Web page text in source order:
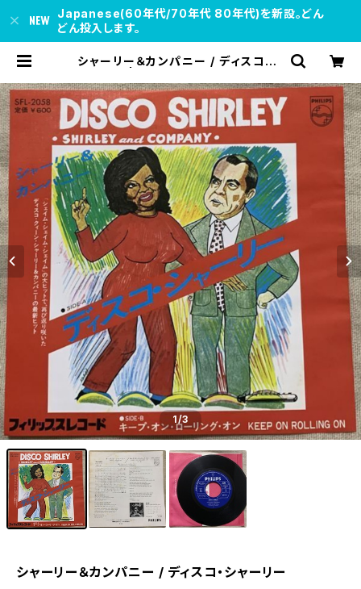
Japanese(60年代/70年代 80年代)を新設。どん
どん投入します。
シャーリー＆カンパニー / ディスコ・シ
1/3
シャーリー＆カンパニー / ディスコ・シャーリー